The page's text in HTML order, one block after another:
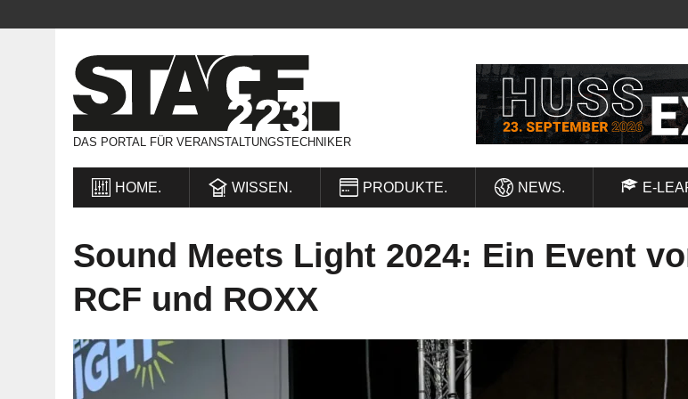
DAS PORTAL FÜR VERANSTALTUNGSTECHNIKER
HOME. WISSEN. PRODUKTE. NEWS. E-
Sound Meets Light 2024: Ein Event
RCF und ROXX